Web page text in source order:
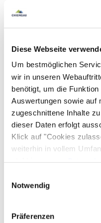
Diese Webseite
Um bestmöglichen
wir in unseren
benötigt, um die
Auswertungen sowie auf
zugeschnittene Inhalte
dieser Daten erfolgt
Klick auf "Cookies
weiterhin in vollem
steht in unserer
gelistet.
Notwendig
Präferenzen
An- und Abreise
Anreise: 12:00 - 20:00
Services
Nahverkehr in der Nähe
Waschsalon/
Zahlungsoptionen
Aktivitäten
Familienangebote